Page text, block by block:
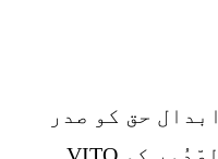
حق کو صدر